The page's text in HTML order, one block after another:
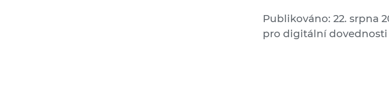
Publikováno: 22. srpna
pro digitální